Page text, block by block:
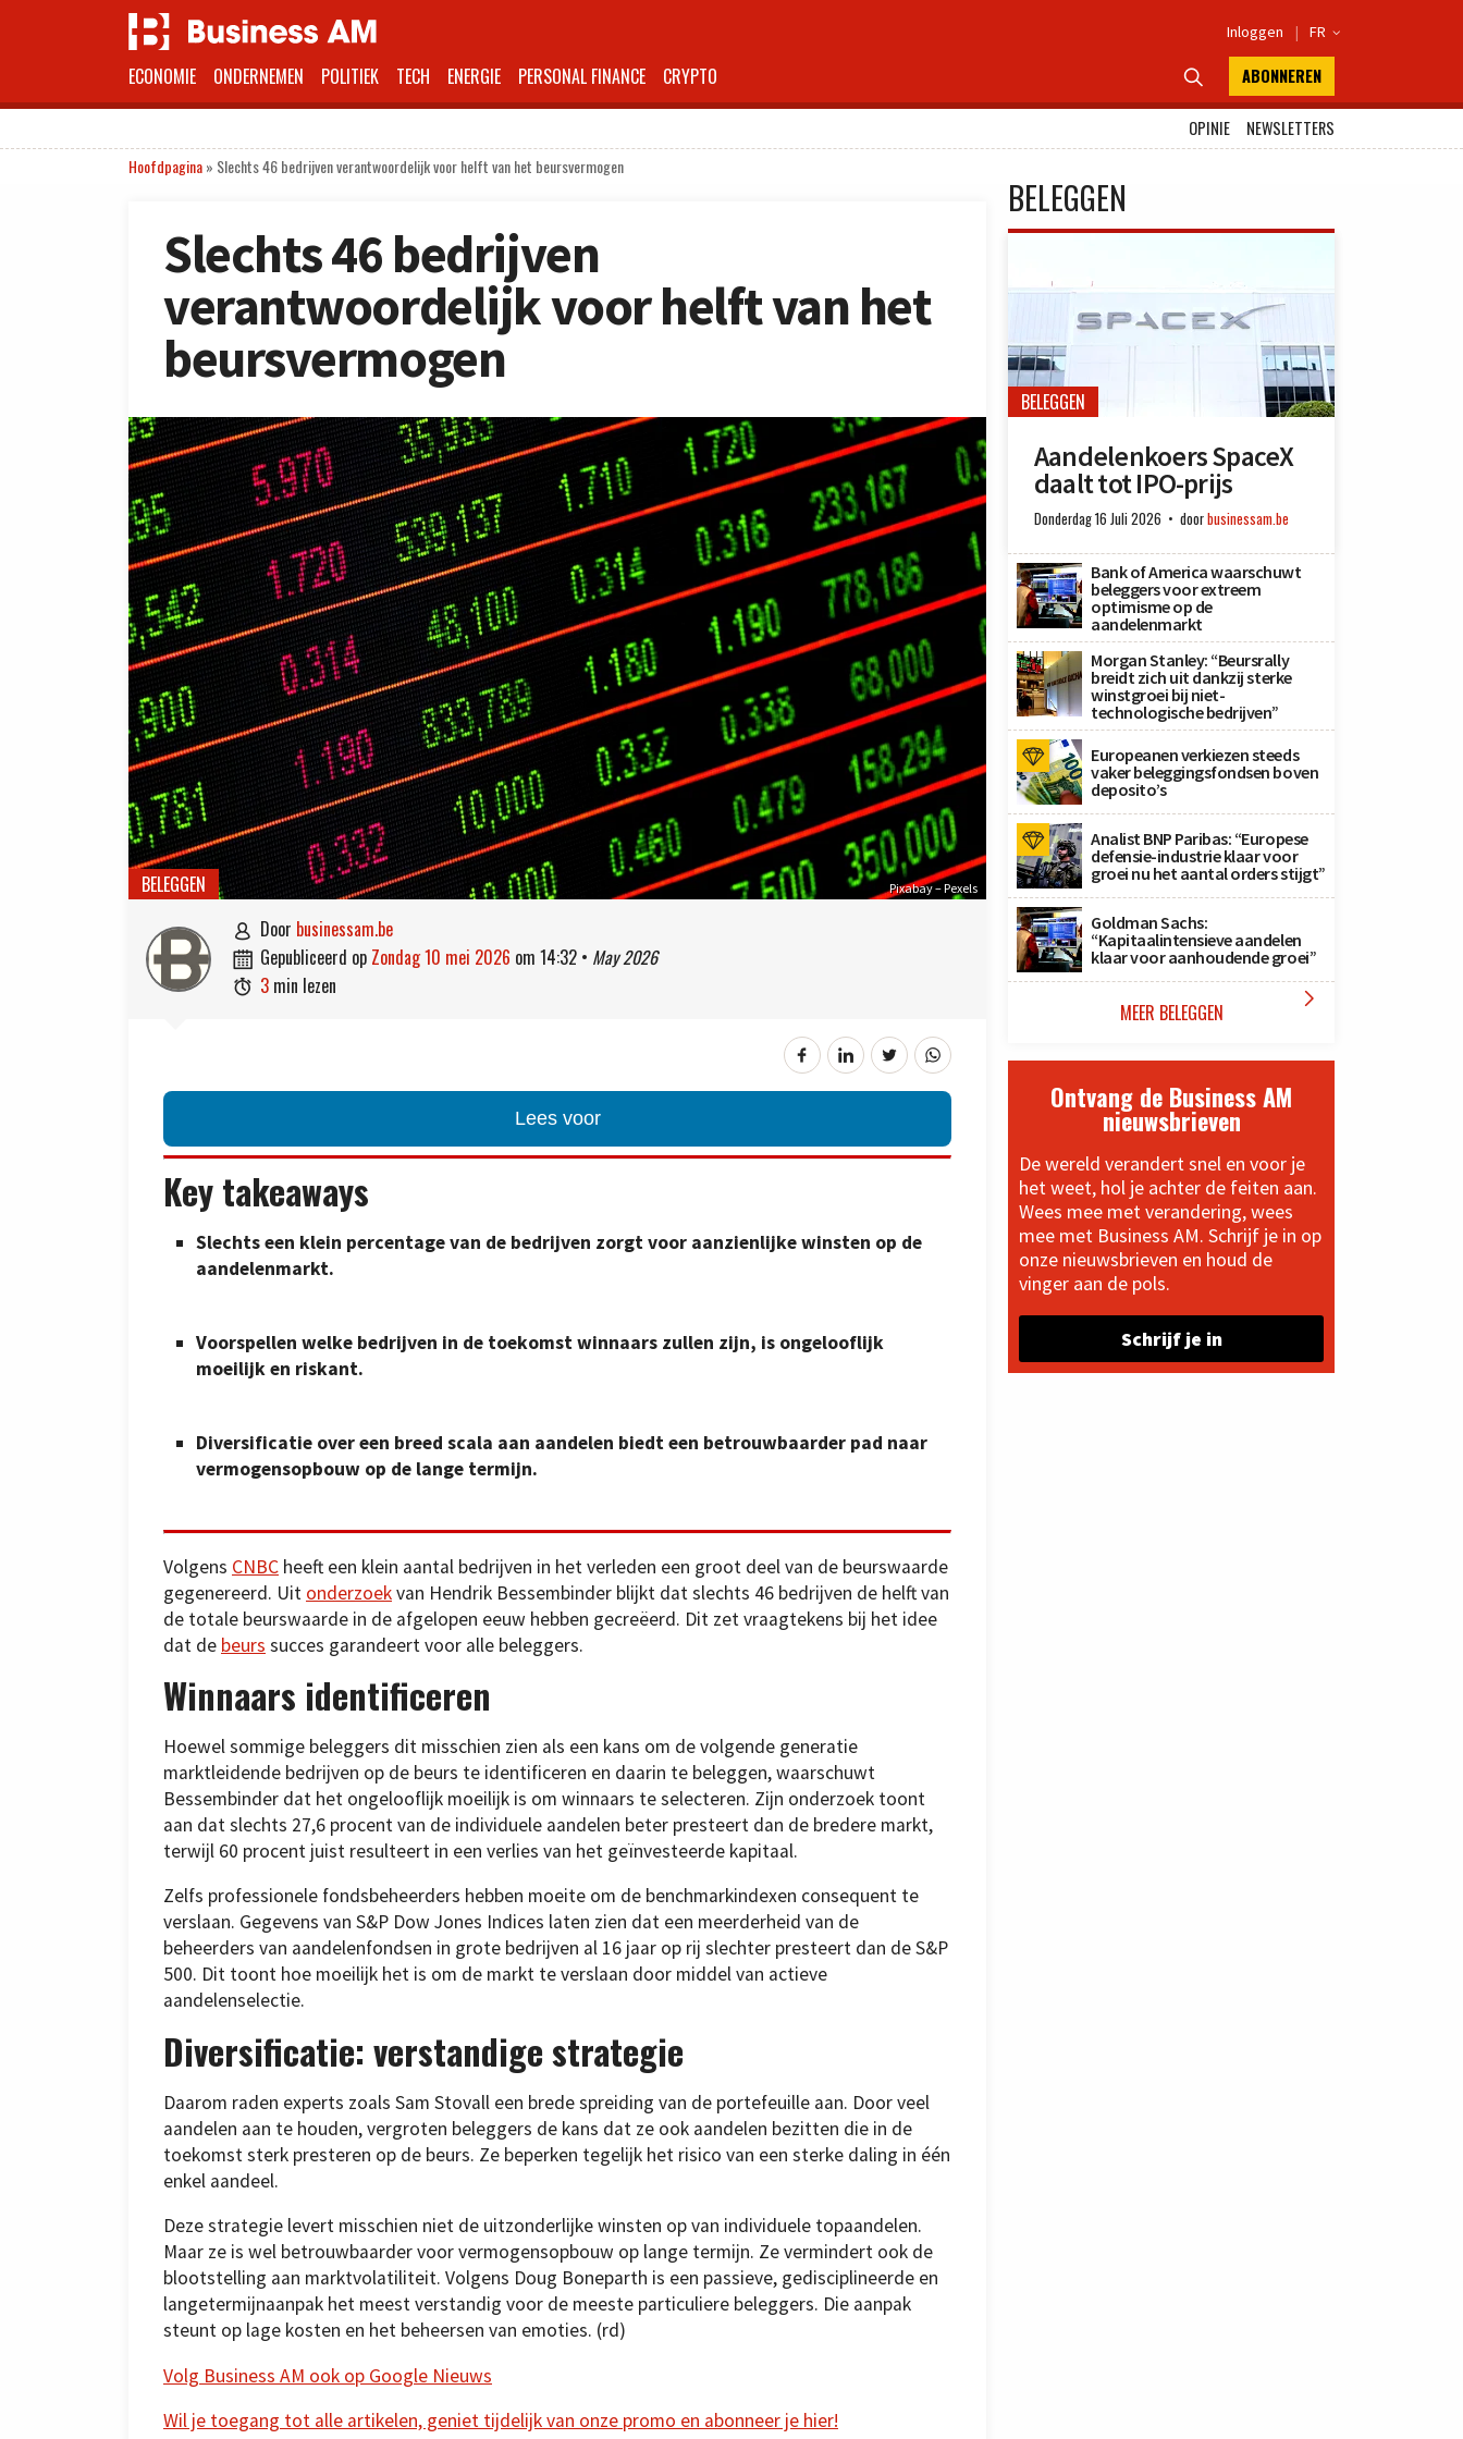
Inloggen | FR 
ECONOMIE ONDERNEMEN POLITIEK TECH ENERGIE PERSONAL FINANCE CRYPTO  ABONNEREN
OPINIE
NEWSLETTERS
Hoofdpagina» Slechts 46 bedrijven verantwoordelijk voor helft van het beursvermogen
Slechts 46 bedrijven
verantwoordelijk voor helft van het
beursvermogen
Pixabay – Pexels
BELEGGEN
 door businessam.be
 gepubliceerd op zondag 10 mei 2026 om 14:32 • May 2026
 3 min lezen
Lees voor
Key takeaways
Slechts een klein percentage van de bedrijven zorgt voor aanzienlijke winsten op de
aandelenmarkt.
Voorspellen welke bedrijven in de toekomst winnaars zullen zijn, is ongelooflijk
moeilijk en riskant.
Diversificatie over een breed scala aan aandelen biedt een betrouwbaarder pad naar
vermogensopbouw op de lange termijn.
Volgens CNBC heeft een klein aantal bedrijven in het verleden een groot deel van de beurswaarde
gegenereerd. Uit onderzoekvan Hendrik Bessembinder blijkt dat slechts 46 bedrijven de helft van
de totale beurswaarde in de afgelopen eeuw hebben gecreëerd. Dit zet vraagtekens bij het idee
dat de beurs succes garandeert voor alle beleggers.
Winnaars identificeren
Hoewel sommige beleggers dit misschien zien als een kans om de volgende generatie
marktleidende bedrijven op de beurs te identificeren en daarin te beleggen, waarschuwt
Bessembinder dat het ongelooflijk moeilijk is om winnaars te selecteren. Zijn onderzoek toont
aan dat slechts 27,6 procent van de individuele aandelen beter presteert dan de bredere markt,
terwijl 60 procent juist resulteert in een verlies van het geïnvesteerde kapitaal.
Zelfs professionele fondsbeheerders hebben moeite om de benchmarkindexen consequent te
verslaan. Gegevens van S&P Dow Jones Indices laten zien dat een meerderheid van de
beheerders van aandelenfondsen in grote bedrijven al 16 jaar op rij slechter presteert dan de S&P
500. Dit toont hoe moeilijk het is om de markt te verslaan door middel van actieve
aandelenselectie.
Diversificatie: verstandige strategie
Daarom raden experts zoals Sam Stovall een brede spreiding van de portefeuille aan. Door veel
aandelen aan te houden, vergroten beleggers de kans dat ze ook aandelen bezitten die in de
toekomst sterk presteren op de beurs. Ze beperken tegelijk het risico van een sterke daling in één
enkel aandeel.
Deze strategie levert misschien niet de uitzonderlijke winsten op van individuele topaandelen.
Maar ze is wel betrouwbaarder voor vermogensopbouw op lange termijn. Ze vermindert ook de
blootstelling aan marktvolatiliteit. Volgens Doug Boneparth is een passieve, gedisciplineerde en
langetermijnaanpak het meest verstandig voor de meeste particuliere beleggers. Die aanpak
steunt op lage kosten en het beheersen van emoties. (rd)
Volg Business AM ook op Google Nieuws
Wil je toegang tot alle artikelen, geniet tijdelijk van onze promo en abonneer je hier!
BELEGGEN
BELEGGEN
Aandelenkoers SpaceX
daalt tot IPO-prijs
Donderdag 16 Juli 2026 doorbusinessam.be
Bank of America waarschuwt
beleggers voor extreem
optimisme op de
aandelenmarkt
Morgan Stanley: “Beursrally
breidt zich uit dankzij sterke
winstgroei bij niet-
technologische bedrijven”
Europeanen verkiezen steeds
vaker beleggingsfondsen boven
deposito’s
Analist BNP Paribas: “Europese
defensie-industrie klaar voor
groei nu het aantal orders stijgt”
Goldman Sachs:
“Kapitaalintensieve aandelen
klaar voor aanhoudende groei”
MEER BELEGGEN 
Ontvang de Business AM
nieuwsbrieven
De wereld verandert snel en voor je
het weet, hol je achter de feiten aan.
Wees mee met verandering, wees
mee met Business AM. Schrijf je in op
onze nieuwsbrieven en houd de
vinger aan de pols.
Schrijf je in